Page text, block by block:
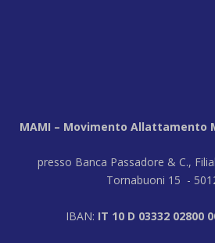
MAMI – Movimento Allattamento
presso Banca Passadore & C.,
Tornabuoni 15 -
IBAN: IT 10 D 03332 02800